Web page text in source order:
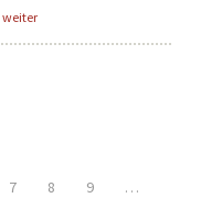
weiter
7 8 9
…